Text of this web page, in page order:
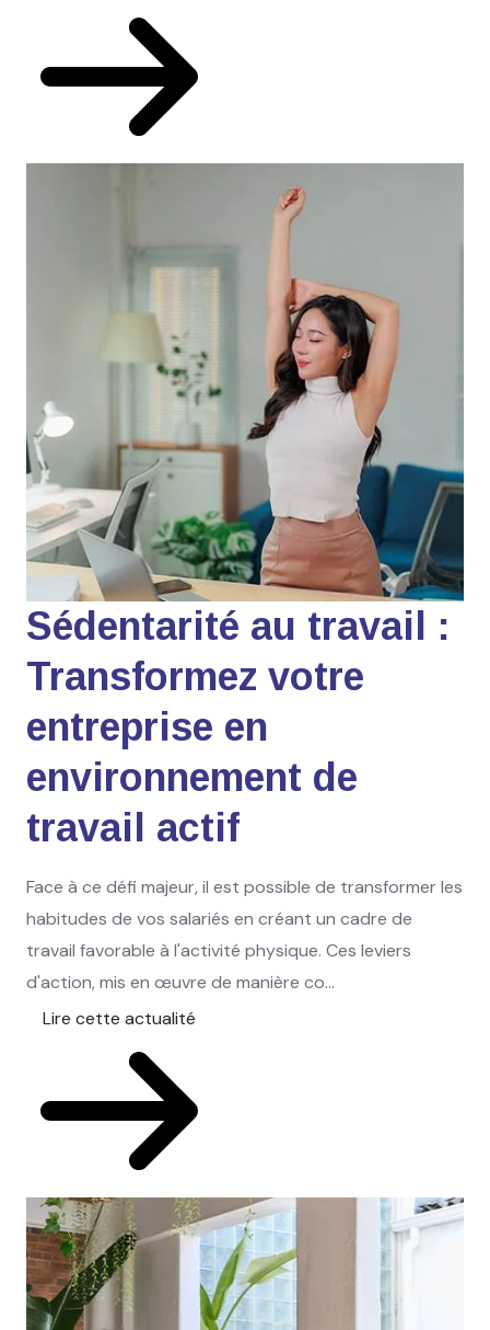
Sédentarité au travail :
Transformez votre
entreprise en
environnement de
travail actif
Face à ce défi majeur, il est possible de transformer les
habitudes de vos salariés en créant un cadre de
travail favorable à l'activité physique. Ces leviers
d'action, mis en œuvre de manière co...
Lire cette actualité